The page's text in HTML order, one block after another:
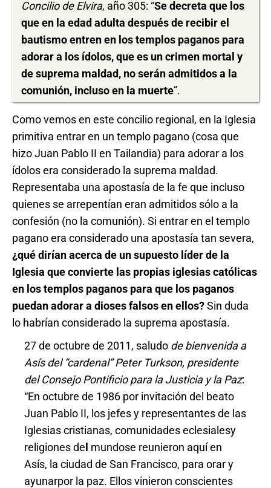
Concilio de Elvira, año 305: “Se decreta que los
que en la edad adulta después de recibir el
bautismo entren en los templos paganos para
adorar a los ídolos, que es un crimen mortal y
de suprema maldad, no serán admitidos a la
comunión, incluso en la muerte”.
Como vemos en este concilio regional, en la Iglesia
primitiva entrar en un templo pagano (cosa que
hizo Juan Pablo II en Tailandia) para adorar a los
ídolos era considerado la suprema maldad.
Representaba una apostasía de la fe que incluso
quienes se arrepentían eran admitidos sólo a la
confesión (no la comunión). Si entrar en el templo
pagano era considerado una apostasía tan severa,
¿qué dirían acerca de un supuesto líder de la
Iglesia que convierte las propias iglesias católicas
en los templos paganos para que los paganos
puedan adorar a dioses falsos en ellos?Sin duda
lo habrían considerado la suprema apostasía.
27 de octubre de 2011, saludo de bienvenidaa
Asís del “cardenal” Peter Turkson, presidente
del Consejo Pontificio para la Justicia y la Paz:
“En octubre de 1986 por invitación del beato
Juan Pablo II, los jefes y representantes de las
Iglesias cristianas, comunidades eclesialesy
religiones del mundose reunieron aquí en
Asís, la ciudad de San Francisco, para orar y
ayunarpor la paz. Ellos vinieron conscientes